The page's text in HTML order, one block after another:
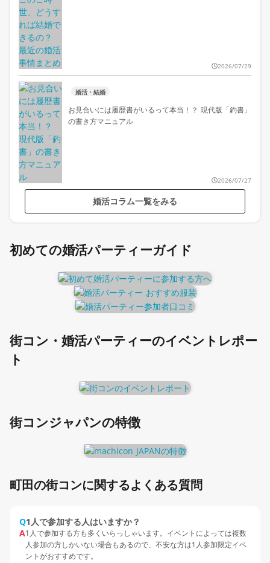
2026/07/29
婚活・結婚
お見合いには履歴書がいるって本当！？ 現代版「釣書」
の書き方マニュアル
2026/07/27
婚活コラム一覧をみる
初めての婚活パーティーガイド
街コン・婚活パーティーのイベントレポー
ト
街コンジャパンの特徴
町田の街コンに関するよくある質問
Q1人で参加する人はいますか？
A1人で参加する方も多くいらっしゃいます。イベントによっては複数
人参加の方しかいない場合もあるので、不安な方は1人参加限定イベ
ントがおすすめです。